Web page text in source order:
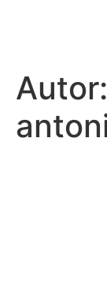
Autor: